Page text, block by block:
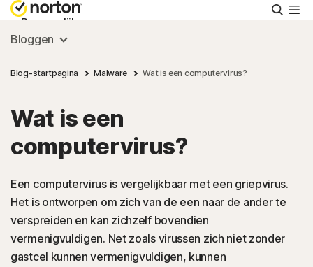
Persoonlijk
Small Business
Ondersteuning
Gratis proberen
Nederland
Aanmelden
Bloggen
Blog-startpagina Malware Wat is een computervirus?
Wat is een
computervirus?
Een computervirus is vergelijkbaar met een griepvirus.
Het is ontworpen om zich van de een naar de ander te
verspreiden en kan zichzelf bovendien
vermenigvuldigen. Net zoals virussen zich niet zonder
gastcel kunnen vermenigvuldigen, kunnen